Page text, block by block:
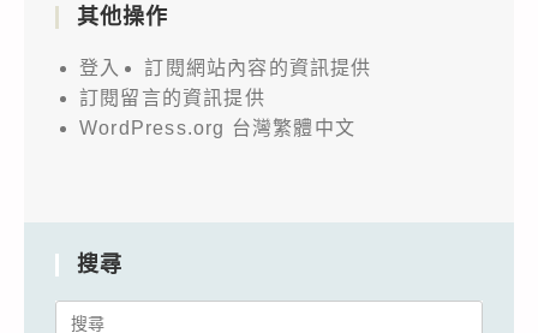
其他操作
登入
訂閱網站內容的資訊提供
訂閱留言的資訊提供
WordPress.org 台灣繁體中文
搜尋
Search